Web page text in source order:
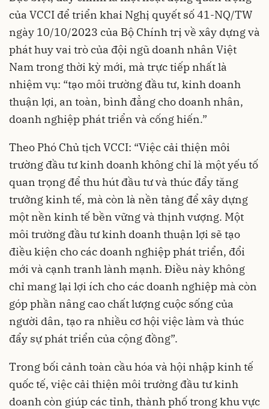
của VCCI để triển khai Nghị quyết số 41-NQ/TW
ngày 10/10/2023 của Bộ Chính trị về xây dựng và
phát huy vai trò của đội ngũ doanh nhân Việt
Nam trong thời kỳ mới, mà trực tiếp nhất là
nhiệm vụ: “tạo môi trường đầu tư, kinh doanh
thuận lợi, an toàn, bình đẳng cho doanh nhân,
doanh nghiệp phát triển và cống hiến.”
Theo Phó Chủ tịch VCCI: “Việc cải thiện môi
trường đầu tư kinh doanh không chỉ là một yếu tố
quan trọng để thu hút đầu tư và thúc đẩy tăng
trưởng kinh tế, mà còn là nền tảng để xây dựng
một nền kinh tế bền vững và thịnh vượng. Một
môi trường đầu tư kinh doanh thuận lợi sẽ tạo
điều kiện cho các doanh nghiệp phát triển, đổi
mới và cạnh tranh lành mạnh. Điều này không
chỉ mang lại lợi ích cho các doanh nghiệp mà còn
góp phần nâng cao chất lượng cuộc sống của
người dân, tạo ra nhiều cơ hội việc làm và thúc
đẩy sự phát triển của cộng đồng”.
Trong bối cảnh toàn cầu hóa và hội nhập kinh tế
quốc tế, việc cải thiện môi trường đầu tư kinh
doanh còn giúp các tỉnh, thành phố trong khu vực